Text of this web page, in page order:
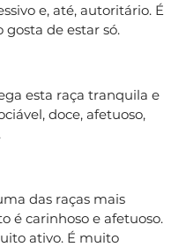
e, até, autoritário. É
gosta de estar só.
esta raça tranquila e
doce, afetuoso,
das raças mais
é carinhoso e afetuoso.
ativo. É muito